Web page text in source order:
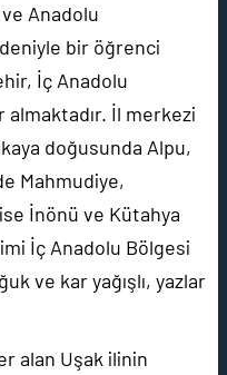
Anadolu
bir öğrenci
İç Anadolu
almaktadır. İl merkezi
doğusunda Alpu,
Mahmudiye,
İnönü ve Kütahya
İç Anadolu Bölgesi
ve kar yağışlı, yazlar
alan Uşak ilinin